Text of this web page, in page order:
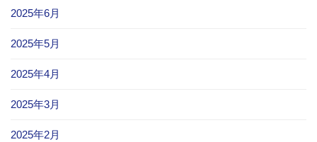
2025年6月
2025年5月
2025年4月
2025年3月
2025年2月